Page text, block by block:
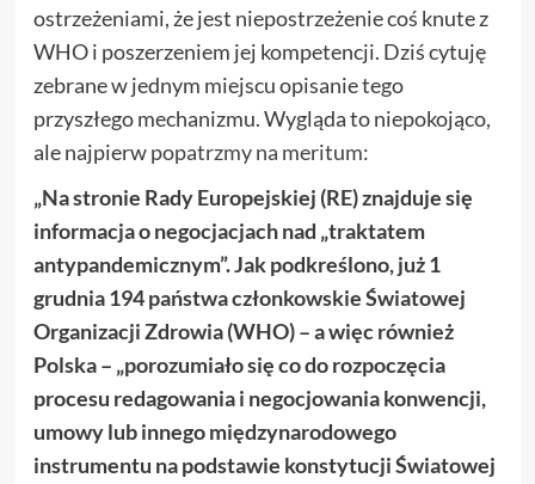
ostrzeżeniami, że jest niepostrzeżenie coś knute z
WHO i poszerzeniem jej kompetencji. Dziś cytuję
zebrane w jednym miejscu opisanie tego
przyszłego mechanizmu. Wygląda to niepokojąco,
ale najpierwpopatrzmy na meritum:
„Na stronie Rady Europejskiej (RE) znajduje się
informacja o negocjacjach nad „traktatem
antypandemicznym”. Jak podkreślono, już 1
grudnia 194 państwa członkowskie Światowej
Organizacji Zdrowia (WHO) – a więc również
Polska – „porozumiało się co do rozpoczęcia
procesu redagowania i negocjowania konwencji,
umowy lub innego międzynarodowego
instrumentu na podstawie konstytucji Światowej